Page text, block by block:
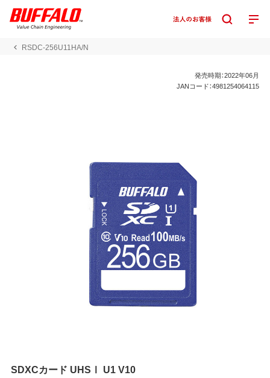
RSDC-256U11HA/N
発売時期：2022年06月
JANコード：4981254064115
SDXCカード UHSⅠ U1 V10